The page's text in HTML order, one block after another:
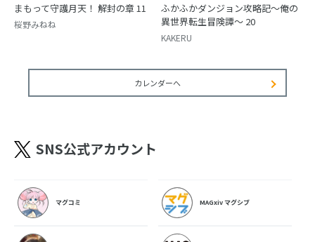
まもって守護月天！ 解封の章 11
桜野みねね
ふかふかダンジョン攻略記～俺の
異世界転生冒険譚～ 20
KAKERU
カレンダーへ
SNS公式アカウント
マグコミ MAGxiv マグシブ